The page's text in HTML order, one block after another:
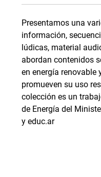
Presentamos una
información,
lúdicas, material
abordan contenidos
en energía renovable
promueven su uso
colección es un
de Energía del
y educ.ar